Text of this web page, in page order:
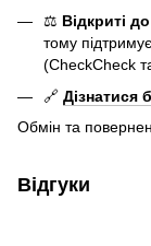
⚖️ Відкриті
тому
(CheckCheck
🔗 Дізнатися
Обмін та
Відгуки